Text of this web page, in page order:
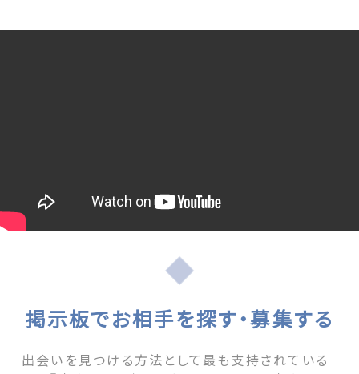
掲示板でお相手を探す・募集する
出会いを見つける方法として最も支持されている